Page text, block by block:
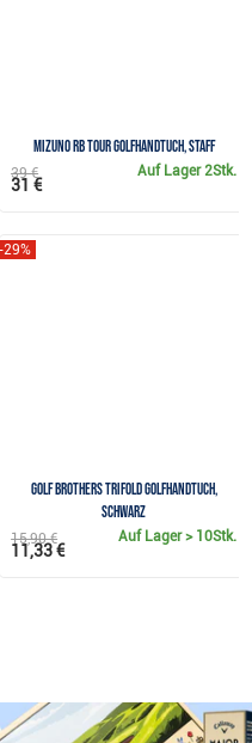
Mizuno RB Tour Golfhandtuch, staff
Auf Lager 2Stk.
39 €
31 €
Golf Brothers Trifold Golfhandtuch,
schwarz
-29%
Auf Lager> 10Stk.
15,90 €
11,33 €